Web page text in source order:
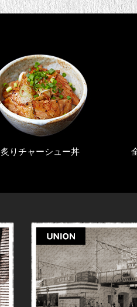
炙りチャーシュー丼